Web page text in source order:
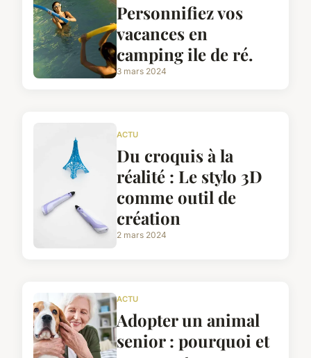
Personnifiez vos
vacances en
camping ile de ré.
3 mars 2024
ACTU
Du croquis à la
réalité : Le stylo 3D
comme outil de
création
2 mars 2024
ACTU
Adopter un animal
senior : pourquoi et